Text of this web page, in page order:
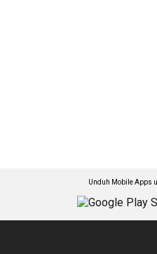
Unduh Mobile Apps